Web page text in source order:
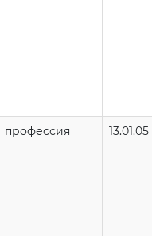
профессия 13.01.05